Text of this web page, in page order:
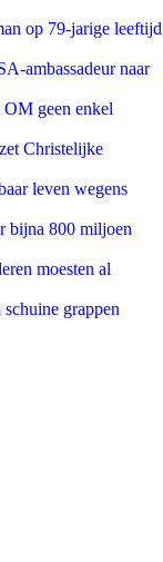
op 79-jarige leeftijd
ambassadeur naar
geen enkel
Christelijke
leven wegens
bijna 800 miljoen
moesten al
grappen